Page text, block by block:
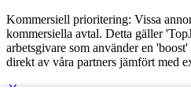
Kommersiell prioritering: Vissa
kommersiella avtal. Detta gäller
arbetsgivare som använder en
direkt av våra partners jämfört med